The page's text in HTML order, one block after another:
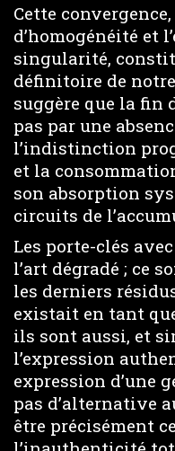
Cette
d’homogénéité et
singularité,
définitoire de
suggère que la fin
pas par une
l’indistinction
et la
son absorption
circuits de
Les porte-clés
l’art dégradé ; ce
les derniers
existait en tant
ils sont aussi, et
l’expression
expression d’une
pas d’alternative
être précisément